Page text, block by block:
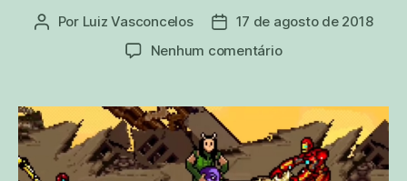
Autor
Por Luiz Vasconcelos
Data17 de agosto de 2018
Nenhum comentárioem
versão
16-
bit
da